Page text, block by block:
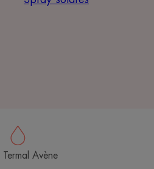
Avène